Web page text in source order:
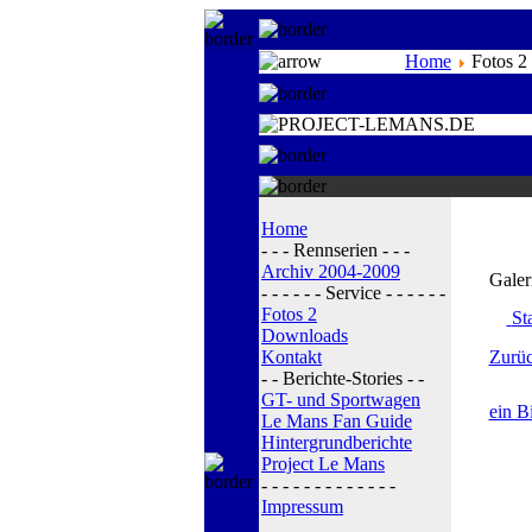
Home Fotos 2
Home
- - - Rennserien - - -
Archiv 2004-2009
- - - - - - Service - - - - - -
Fotos 2
Downloads
Kontakt
- - Berichte-Stories - -
GT- und Sportwagen
Le Mans Fan Guide
Hintergrundberichte
Project Le Mans
- - - - - - - - - - - - -
Impressum
ein